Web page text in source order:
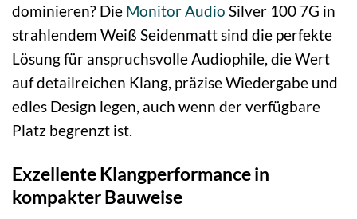
dominieren? Die Monitor Audio Silver 100 7G in
strahlendem Weiß Seidenmatt sind die perfekte
Lösung für anspruchsvolle Audiophile, die Wert
auf detailreichen Klang, präzise Wiedergabe und
edles Design legen, auch wenn der verfügbare
Platz begrenzt ist.
Exzellente Klangperformance in
kompakter Bauweise